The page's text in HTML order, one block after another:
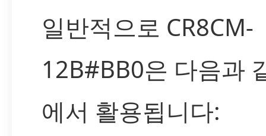
일반적으로 CR8CM-
12B#BB0은 다음과
에서 활용됩니다: